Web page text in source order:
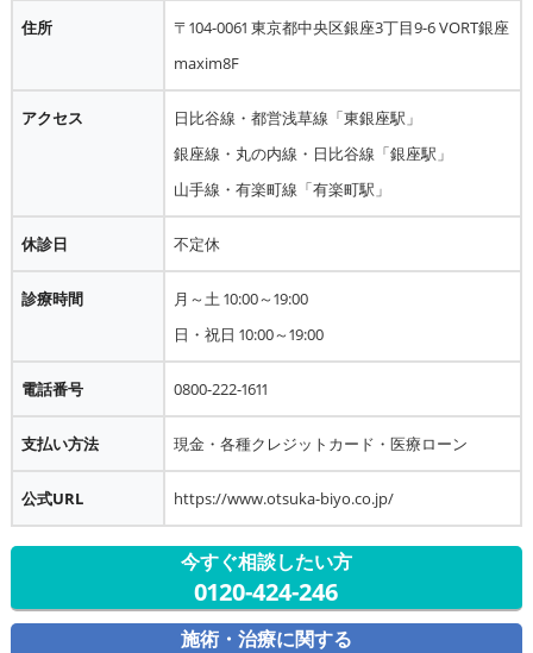
住所
〒104-0061 東京都中央区銀座3丁目9-6 VORT銀座
maxim8F
アクセス
日比谷線・都営浅草線「東銀座駅」
銀座線・丸の内線・日比谷線「銀座駅」
山手線・有楽町線「有楽町駅」
休診日 不定休
診療時間
月～土 10:00～19:00
日・祝日 10:00～19:00
電話番号 0800-222-1611
支払い方法 現金・各種クレジットカード・医療ローン
公式URL https://www.otsuka-biyo.co.jp/
今すぐ相談したい方
0120-424-246
施術・治療に関する